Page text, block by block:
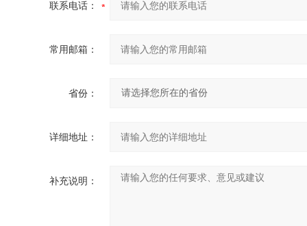
联系电话：
常用邮箱：
省份：
详细地址：
补充说明：